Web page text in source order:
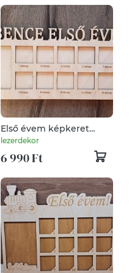
Első évem képkeret
névre szóló, Baba
Babaköszöntésre, 12
lezerdekor
6 990 Ft